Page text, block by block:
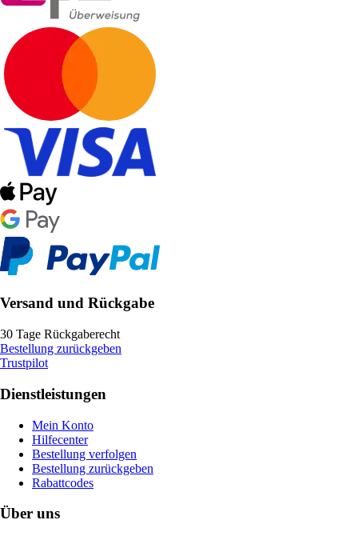
Versand und Rückgabe
30 Tage Rückgaberecht
Bestellung zurückgeben
Trustpilot
Dienstleistungen
Mein Konto
Hilfecenter
Bestellung verfolgen
Bestellung zurückgeben
Rabattcodes
Über uns